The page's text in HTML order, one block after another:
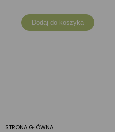
Dodaj do koszyka
STRONA GŁÓWNA